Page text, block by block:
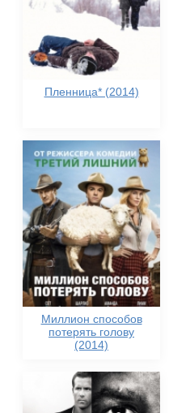
Пленница* (2014)
Миллион способов
потерять голову
(2014)